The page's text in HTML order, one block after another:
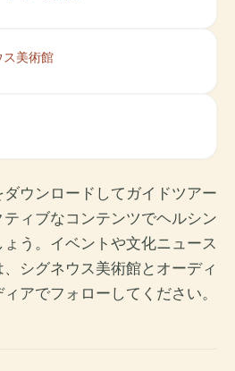
美術館
ウンロードしてガイドツアー
ィブなコンテンツでヘルシン
う。イベントや文化ニュース
シグネウス美術館とオーディ
アでフォローしてください。